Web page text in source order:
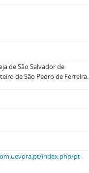
de São Salvador de
de São Pedro de Ferreira.
index.php/pt-